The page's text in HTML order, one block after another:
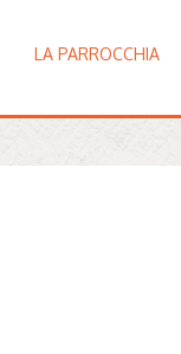
LA PARROCCHIA